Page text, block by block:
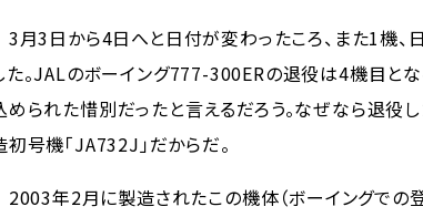
3月3日から4日へと日付が変わったころ、また1機、
た。JALのボーイング777-300ERの退役は4機目と
められた惜別だったと言えるだろう。なぜなら退役
初号機「JA732J」だからだ。
2003年2月に製造されたこの機体（ボーイングでの